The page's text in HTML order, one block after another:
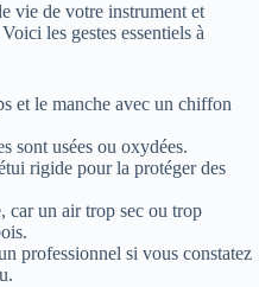
vie de votre instrument et
les gestes essentiels à
et le manche avec un chiffon
sont usées ou oxydées.
rigide pour la protéger des
car un air trop sec ou trop
professionnel si vous constatez